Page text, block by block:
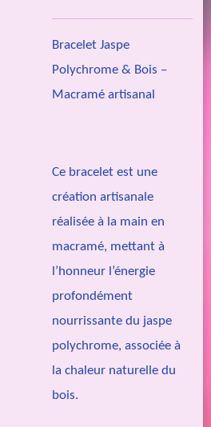
Bracelet Jaspe
Polychrome & Bois –
Macramé artisanal
Ce bracelet est une
création artisanale
réalisée à la main en
macramé, mettant à
l’honneur l’énergie
profondément
nourrissante du jaspe
polychrome, associée à
la chaleur naturelle du
bois.